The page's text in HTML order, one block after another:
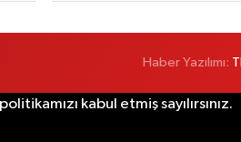
Haber Yazılımı:
kabul etmiş sayılırsınız.